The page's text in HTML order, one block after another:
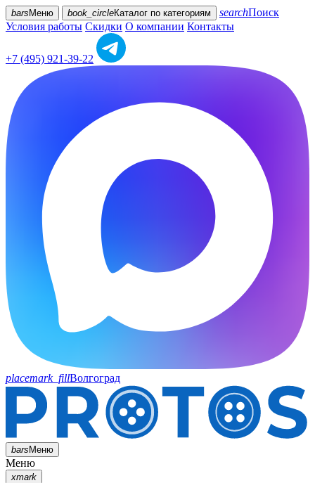
bars Меню book_circleКаталог по категориям searchПоиск
Условия работы Скидки О компании Контакты
+7 (495) 921-39-22
placemark_fillВолгоград
barsМеню
Меню
xmark